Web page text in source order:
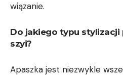
wiązanie.
Do jakiego typu stylizacji
szyi?
Apaszka jest niezwykle